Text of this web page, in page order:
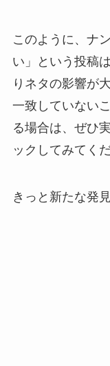
このように、ナ
い」という投稿
りネタの影響が
一致していない
る場合は、ぜひ
ックしてみてくだ
きっと新たな発